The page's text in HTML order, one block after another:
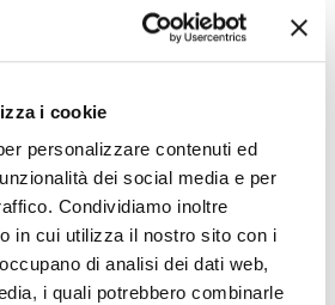
i cookie
personalizzare contenuti ed
dei social media e per
Condividiamo inoltre
in cui utilizza il nostro sito con i
di analisi dei dati web,
i quali potrebbero combinarle